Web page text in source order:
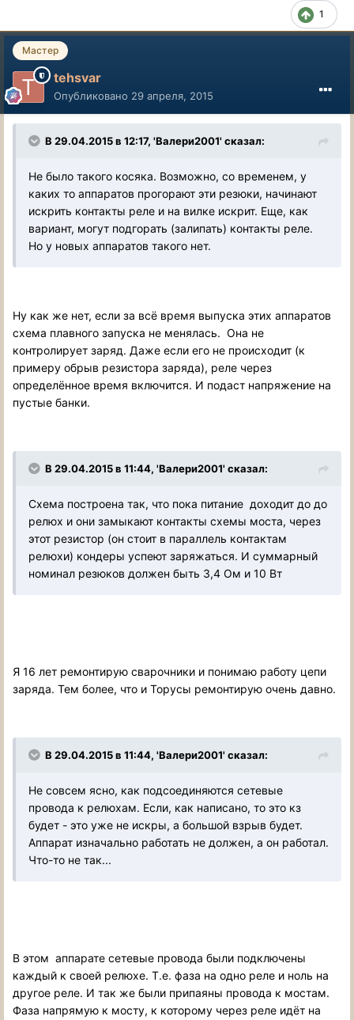
1
Мастер
tehsvar
Опубликовано 29 апреля, 2015
В 29.04.2015 в 12:17, 'Валери2001' сказал:
Не было такого косяка. Возможно, со временем, у
каких то аппаратов прогорают эти резюки, начинают
искрить контакты реле и на вилке искрит. Еще, как
вариант, могут подгорать (залипать) контакты реле.
Но у новых аппаратов такого нет.
Ну как же нет, если за всё время выпуска этих аппаратов
схема плавного запуска не менялась. Она не
контролирует заряд. Даже если его не происходит (к
примеру обрыв резистора заряда), реле через
определённое время включится. И подаст напряжение на
пустые банки.
В 29.04.2015 в 11:44, 'Валери2001' сказал:
Схема построена так, что пока питание доходит до до
релюх и они замыкают контакты схемы моста, через
этот резистор (он стоит в параллель контактам
релюхи) кондеры успеют заряжаться. И суммарный
номинал резюков должен быть 3,4 Ом и 10 Вт
Я 16 лет ремонтирую сварочники и понимаю работу цепи
заряда. Тем более, что и Торусы ремонтирую очень давно.
В 29.04.2015 в 11:44, 'Валери2001' сказал:
Не совсем ясно, как подсоединяются сетевые
провода к релюхам. Если, как написано, то это кз
будет - это уже не искры, а большой взрыв будет.
Аппарат изначально работать не должен, а он работал.
Что-то не так...
В этом аппарате сетевые провода были подключены
каждый к своей релюхе. Т.е. фаза на одно реле и ноль на
другое реле. И так же были припаяны провода к мостам.
Фаза напрямую к мосту, к которому через реле идёт на